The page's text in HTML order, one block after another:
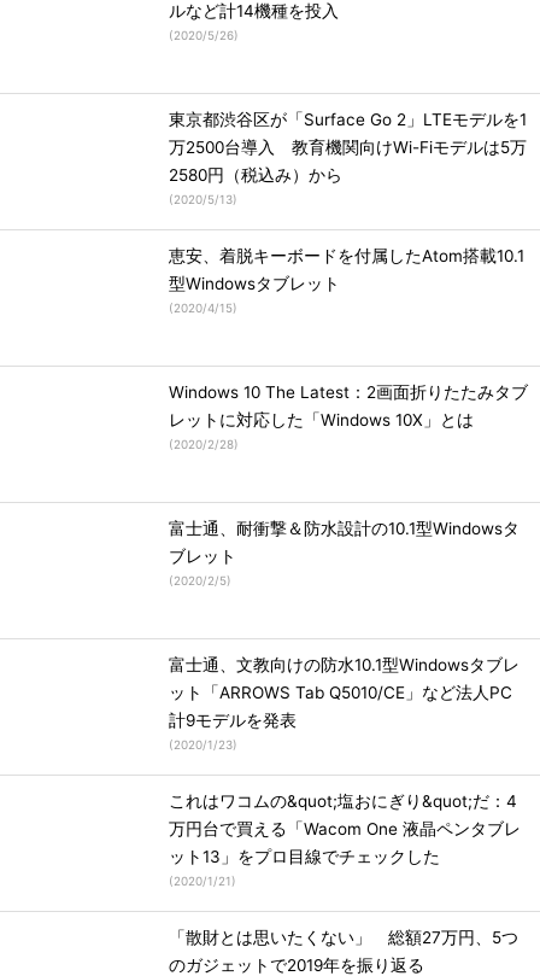
ルなど計14機種を投入
(2020/5/26)
東京都渋谷区が「Surface Go 2」LTEモデルを1
万2500台導入 教育機関向けWi-Fiモデルは5万
2580円（税込み）から
(2020/5/13)
恵安、着脱キーボードを付属したAtom搭載10.1
型Windowsタブレット
(2020/4/15)
Windows 10 The Latest：2画面折りたたみタブ
レットに対応した「Windows 10X」とは
(2020/2/28)
富士通、耐衝撃＆防水設計の10.1型Windowsタ
ブレット
(2020/2/5)
富士通、文教向けの防水10.1型Windowsタブレ
ット「ARROWS Tab Q5010/CE」など法人PC
計9モデルを発表
(2020/1/23)
これはワコムの&quot;塩おにぎり&quot;だ：4
万円台で買える「Wacom One 液晶ペンタブレ
ット13」をプロ目線でチェックした
(2020/1/21)
「散財とは思いたくない」 総額27万円、5つ
のガジェットで2019年を振り返る